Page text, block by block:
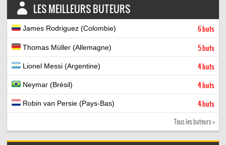
LES MEILLEURS BUTEURS
James Rodriguez (Colombie) 6 buts
Thomas Müller (Allemagne) 5 buts
Lionel Messi (Argentine) 4 buts
Neymar (Brésil) 4 buts
Robin van Persie (Pays-Bas) 4 buts
Tous les buteurs >